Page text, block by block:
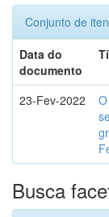
Conjunto de
Data do
documento
23-Fev-2022
Busca